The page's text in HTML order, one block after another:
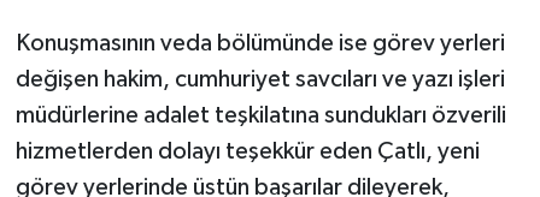
Konuşmasının veda bölümünde ise görev yerleri
değişen hakim, cumhuriyet savcıları ve yazı işleri
müdürlerine adalet teşkilatına sundukları özverili
hizmetlerden dolayı teşekkür eden Çatlı, yeni
görev yerlerinde üstün başarılar dileyerek,